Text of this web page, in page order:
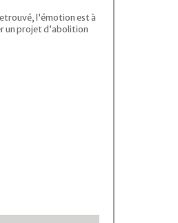
l’émotion est à
un projet d’abolition